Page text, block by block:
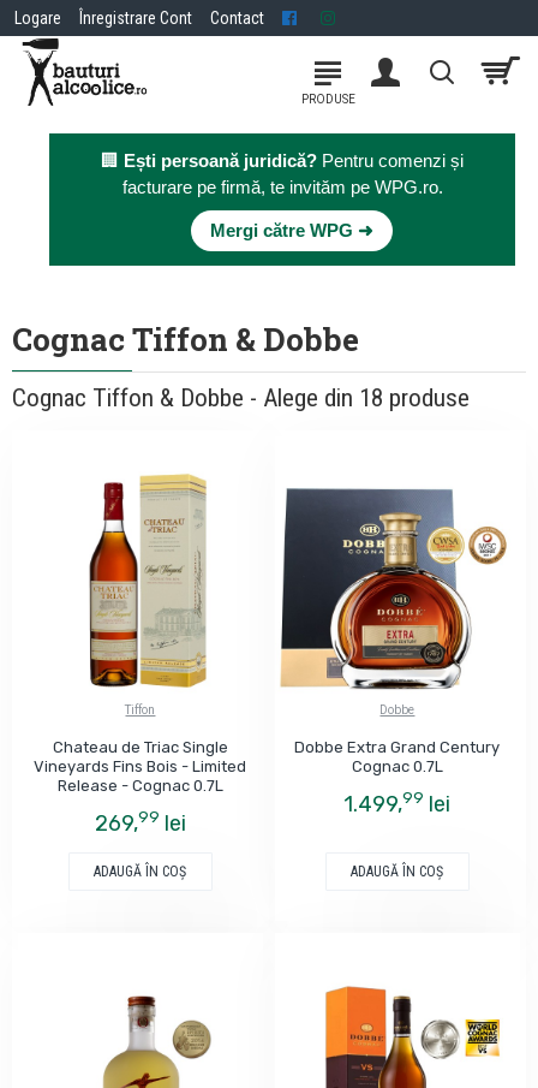
Logare Înregistrare Cont Contact
🏢 Ești persoană juridică? Pentru comenzi și
facturare pe firmă, te invităm pe WPG.ro.
Mergi către WPG ➜
Cognac Tiffon & Dobbe
Cognac Tiffon & Dobbe - Alege din 18 produse
Tiffon
Chateau de Triac Single
Vineyards Fins Bois - Limited
Release - Cognac 0.7L
269,99 lei
ADAUGĂ ÎN COŞ
Dobbe
Dobbe Extra Grand Century
Cognac 0.7L
1.499,99 lei
ADAUGĂ ÎN COŞ